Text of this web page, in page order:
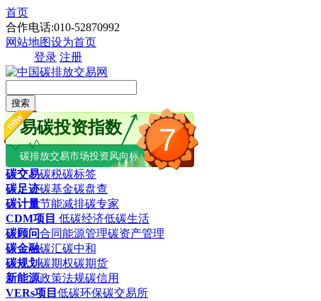
首页
合作电话:010-52870992
网站地图设为首页
登录 注册
搜索
7
易碳投资指数
碳排放交易市场投资风向标
碳交易碳税碳标签
碳足迹碳基金碳盘查
碳计量节能减排碳专家
CDM项目 低碳经济低碳生活
碳顾问合同能源管理碳资产管理
碳金融碳汇碳中和
碳规划碳期权碳期货
新能源政策法规碳信用
VERs项目 低碳环保碳交易所